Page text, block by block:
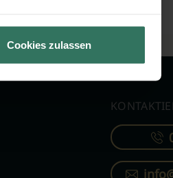
Cookies zulassen